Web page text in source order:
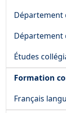
Département
Département
Études
Formation
Français